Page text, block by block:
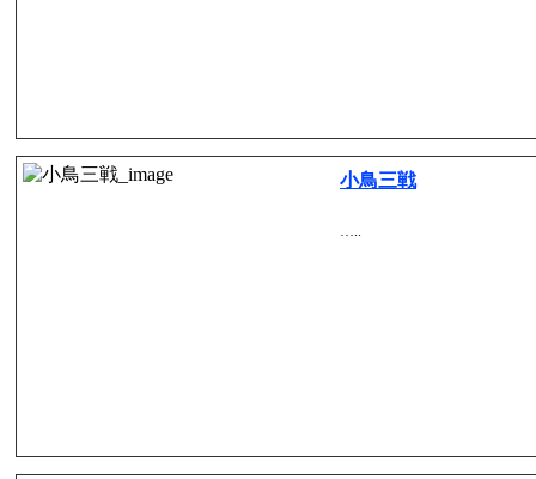
小鳥三戦
…..